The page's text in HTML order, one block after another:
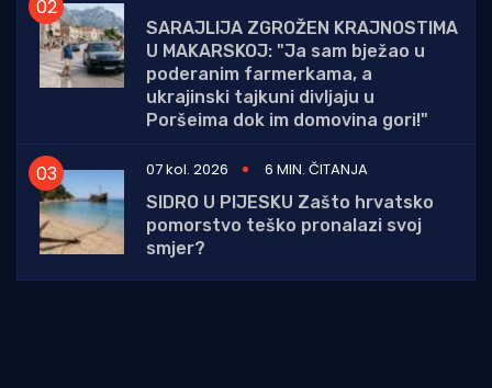
SARAJLIJA ZGROŽEN KRAJNOSTIMA
U MAKARSKOJ: "Ja sam bježao u
poderanim farmerkama, a
ukrajinski tajkuni divljaju u
Poršeima dok im domovina gori!"
07 kol. 2026
6 MIN. ČITANJA
SIDRO U PIJESKU Zašto hrvatsko
pomorstvo teško pronalazi svoj
smjer?